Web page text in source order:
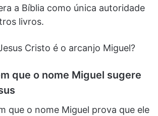
a Bíblia como única autoridade
livros.
Cristo é o arcanjo Miguel?
que o nome Miguel sugere
que o nome Miguel prova que ele